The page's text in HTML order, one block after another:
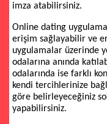
imza atabilirsiniz.
Online dating
erişim sağlayabilir ve
uygulamalar üzerinde
odalarına anında
odalarında ise farklı
kendi tercihlerinize
göre belirleyeceğiniz
yapabilirsiniz.